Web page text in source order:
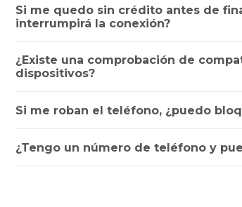
Si me quedo sin crédito antes de
interrumpirá la conexión?
¿Existe una comprobación de
dispositivos?
Si me roban el teléfono, ¿puedo
¿Tengo un número de teléfono y